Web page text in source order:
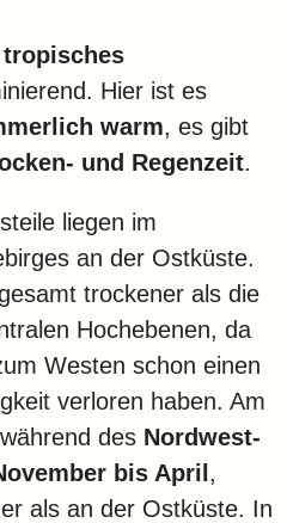
tropisches
Hier ist es
warm, es gibt
und Regenzeit.
liegen im
an der Ostküste.
trockener als die
Hochebenen, da
Westen schon einen
verloren haben. Am
des Nordwest-
bis April ,
als an der Ostküste. In